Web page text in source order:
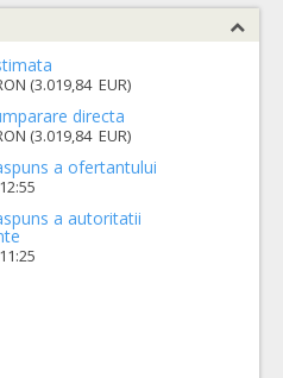
(3.019,84 EUR)
directa
(3.019,84 EUR)
a ofertantului
a autoritatii